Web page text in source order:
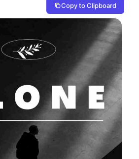
Copy to Clipboard